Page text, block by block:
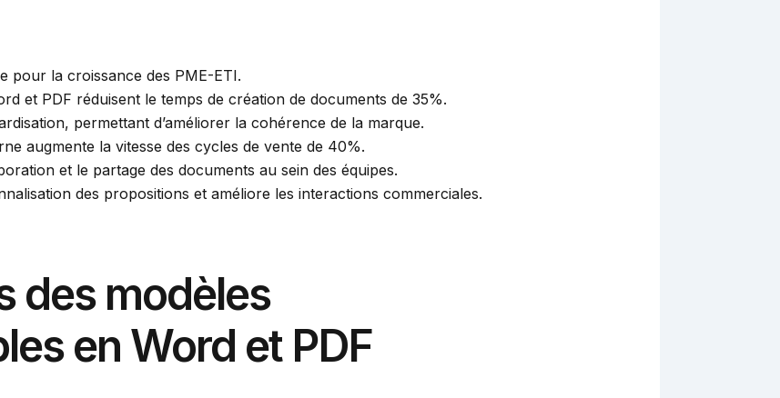
pour la croissance des PME-ETI.
et PDF réduisent le temps de création de documents de 35%.
permettant d’améliorer la cohérence de la marque.
augmente la vitesse des cycles de vente de 40%.
et le partage des documents au sein des équipes.
des propositions et améliore les interactions commerciales.
des modèles
en Word et PDF